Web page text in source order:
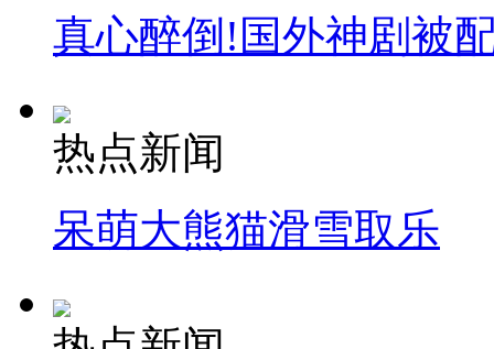
真心醉倒!国外神剧被
热点新闻
呆萌大熊猫滑雪取乐